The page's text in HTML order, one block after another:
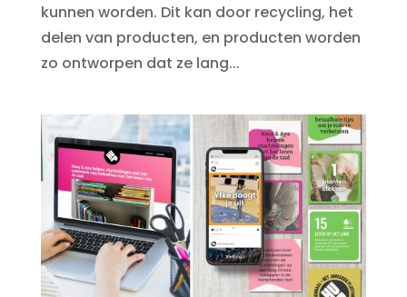
kunnen worden. Dit kan door recycling, het
delen van producten, en producten worden
zo ontworpen dat ze lang...